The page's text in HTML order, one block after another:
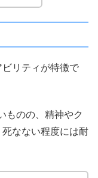
リティが特徴で
ものの、精神やク
なない程度には耐